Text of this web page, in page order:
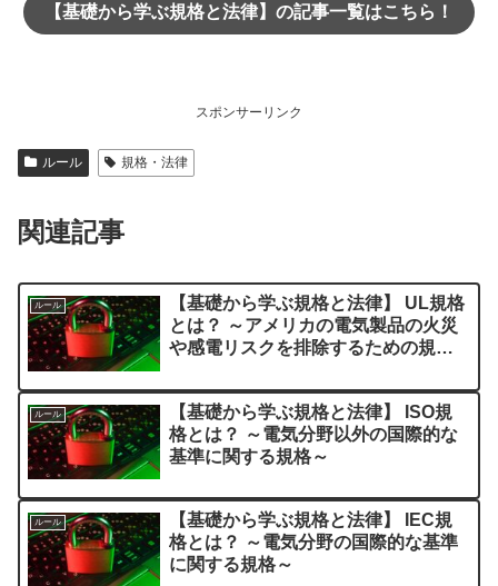
【基礎から学ぶ規格と法律】の記事一覧はこちら！
スポンサーリンク
ルール 規格・法律
関連記事
ルール
【基礎から学ぶ規格と法律】 UL規格
とは？ ～アメリカの電気製品の火災
や感電リスクを排除するための規格
ルール
【基礎から学ぶ規格と法律】 ISO規
格とは？ ～電気分野以外の国際的な
基準に関する規格～
ルール
【基礎から学ぶ規格と法律】 IEC規
格とは？ ～電気分野の国際的な基準
に関する規格～